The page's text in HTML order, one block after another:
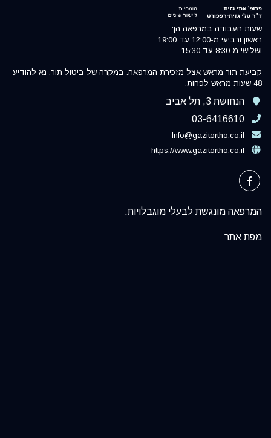
שעות העבודה במרפאה הן:
ראשון ורביעי מ-12:00 עד 19:00
ושלישי מ-8:30 עד 15:30
קביעת תור מראש אצל מזכירת המרפאה. במקרה של ביטול תור: נא להודיע
48 שעות מראש לפחות.
הנחושת 3, תל אביב
03-6416610
Info@gazitortho.co.il
https://www.gazitortho.co.il
המרפאה מונגשת לבעלי מוגבלויות.
מפת אתר